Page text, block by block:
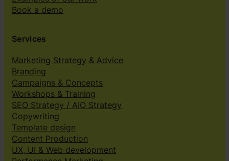
Book a demo
Services
Marketing Strategy & Advice
Branding
Campaigns & Concepts
Workshops & Training
SEO Strategy / AIO Strategy
Copywriting
Template design
Content Production
UX, UI & Web development